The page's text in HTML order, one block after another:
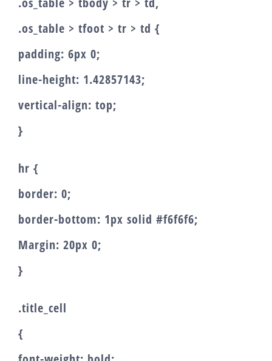
.os_table > tfoot > tr > td {
padding: 6px 0;
line-height: 1.42857143;
vertical-align: top;
}
hr {
border: 0;
border-bottom: 1px solid #f6f6f6;
Margin: 20px 0;
}
.title_cell
{